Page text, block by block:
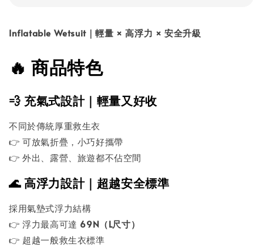
Inflatable Wetsuit｜輕量 × 高浮力 × 安全升級
🔥 商品特色
💨 充氣式設計｜輕量又好收
不同於傳統厚重救生衣
👉 可放氣折疊，小巧好攜帶
👉 外出、露營、旅遊都不佔空間
🌊 高浮力設計｜超越安全標準
採用氣墊式浮力結構
👉 浮力最高可達 69N（L尺寸）
👉 超越一般救生衣標準